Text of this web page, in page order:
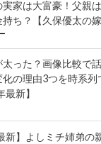
実家は大富豪！父親
ち？【久保優太の嫁
った？画像比較で
化の理由3つを時系列
新】
新】よしミチ姉弟の